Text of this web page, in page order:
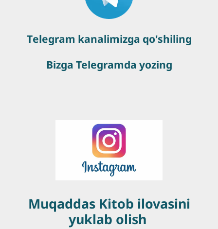
Тelegram kanalimizga qo'shiling
Bizga Telegramda yozing
Muqaddas Kitob ilovasini
yuklab olish